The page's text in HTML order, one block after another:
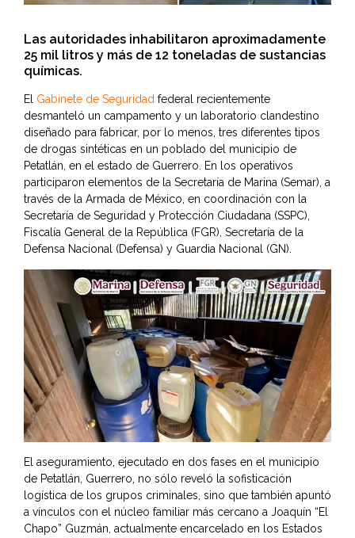
Las autoridades inhabilitaron aproximadamente
25 mil litros y más de 12 toneladas de sustancias
químicas.
El Gabinete de Seguridad federal recientemente
desmanteló un campamento y un laboratorio clandestino
diseñado para fabricar, por lo menos, tres diferentes tipos
de drogas sintéticas en un poblado del municipio de
Petatlán, en el estado de Guerrero. En los operativos
participaron elementos de la Secretaría de Marina (Semar), a
través de la Armada de México, en coordinación con la
Secretaría de Seguridad y Protección Ciudadana (SSPC),
Fiscalía General de la República (FGR), Secretaría de la
Defensa Nacional (Defensa) y Guardia Nacional (GN).
El aseguramiento, ejecutado en dos fases en el municipio
de Petatlán, Guerrero, no sólo reveló la sofisticación
logística de los grupos criminales, sino que también apuntó
a vínculos con el núcleo familiar más cercano a Joaquín “El
Chapo” Guzmán, actualmente encarcelado en los Estados